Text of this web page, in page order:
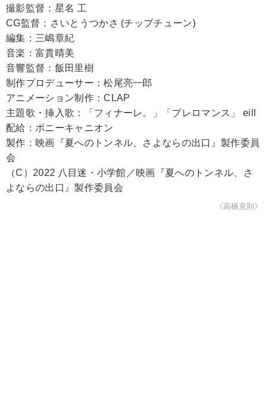
撮影監督：星名 工
CG監督：さいとうつかさ (チップチューン)
編集：三嶋章紀
音楽：富貴晴美
音響監督：飯田里樹
制作プロデューサー：松尾亮一郎
アニメーション制作：CLAP
主題歌・挿入歌：「フィナーレ。」「プレロマンス」 eill
配給：ポニーキャニオン
製作：映画『夏へのトンネル、さよならの出口』製作委員
会
（C）2022 八目迷・小学館／映画『夏へのトンネル、さ
よならの出口』製作委員会
《高橋克則》